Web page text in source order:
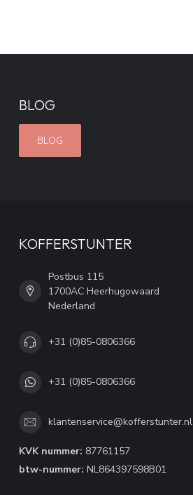
BLOG
BLOG
KOFFERSTUNTER
Postbus 115
1700AC Heerhugowaard
Nederland
+31 (0)85-0806366
+31 (0)85-0806366
klantenservice@kofferstunter.nl
KVK nummer: 87761157
btw-nummer: NL864397598B01